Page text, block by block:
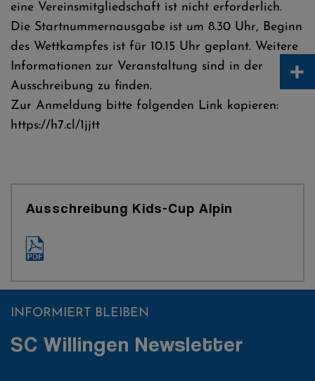
eine Vereinsmitgliedschaft ist nicht erforderlich.
Die Startnummernausgabe ist um 8.30 Uhr, Beginn
des Wettkampfes ist für 10.15 Uhr geplant. Weitere
Informationen zur Veranstaltung sind in der
Ausschreibung zu finden.
Zur Anmeldung bitte folgenden Link kopieren:
https://h7.cl/1jjtt
Ausschreibung Kids-Cup Alpin
INFORMIERT BLEIBEN
SC Willingen Newsletter
+